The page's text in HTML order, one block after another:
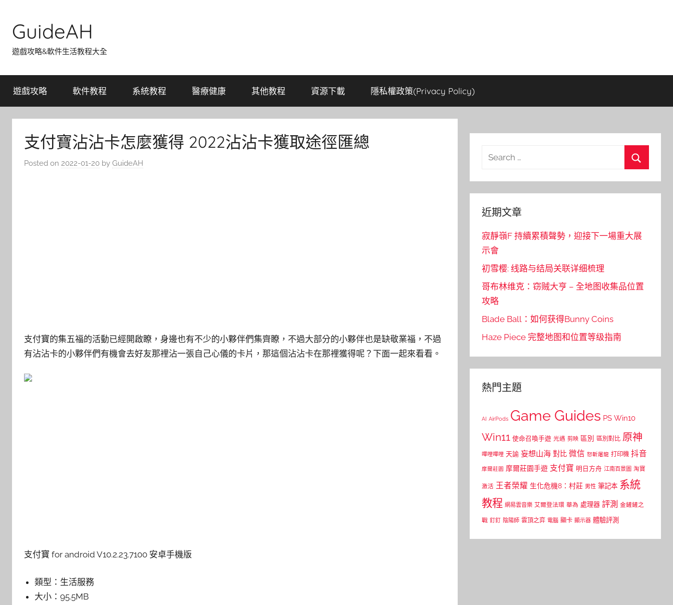
content
GuideAH
遊戲攻略&軟件生活教程大全
遊戲攻略 軟件教程 系統教程 醫療健康 其他教程 資源下載 隱私權政策(Privacy Policy)
支付寶沾沾卡怎麼獲得 2022沾沾卡獲取途徑匯總
Posted on 2022-01-20 by GuideAH
支付寶的集五福的活動已經開啟瞭，身邊也有不少的小夥伴們集齊瞭，不過大部分的小夥伴也是缺敬業福，不過
有沾沾卡的小夥伴們有機會去好友那裡沾一張自己心儀的卡片，那這個沾沾卡在那裡獲得呢？下面一起來看看。
支付寶 for android V10.2.23.7100 安卓手機版
類型： 生活服務
大小：95.5MB
Search
近期文章
寂靜嶺F 持續累積聲勢，迎接下一場重大展
示會
初雪樱: 线路与结局关联详细梳理
哥布林维克：窃贼大亨 – 全地图收集品位置
攻略
Blade Ball：如何获得Bunny Coins
Haze Piece 完整地图和位置等级指南
熱門主題
AI AirPods Game Guides PS Win10
Win11 使命召喚手遊 光遇 剪映 區別 區別對比 原神
嗶哩嗶哩 天諭 妄想山海 對比 微信 怒斬屠龍 打印機 抖音
摩爾莊園 摩爾莊園手遊 支付寶 明日方舟 江南百景圖 淘寶
激活 王者榮耀 生化危機8：村莊 男性 筆記本 系統
教程 網易雲音樂 艾爾登法環 華為 處理器 評測 金鏟鏟之
戰 釘釘 陰陽師 雲頂之弈 電腦 顯卡 顯示器 體驗評測